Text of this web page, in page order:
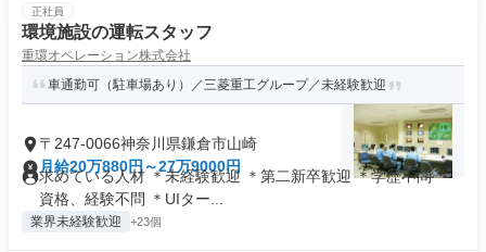
正社員
環境施設の運転スタッフ
重環オペレーション株式会社
車通勤可（駐車場あり）／三菱重工グループ／未経験歓迎
〒247-0066神奈川県鎌倉市山崎
月給20万880円～27万9000円
求めている人材 ＊未経験歓迎 ＊第二新卒歓迎 ＊学歴不問 ＊
資格、経験不問 ＊UIター...
業界未経験歓迎 +23個